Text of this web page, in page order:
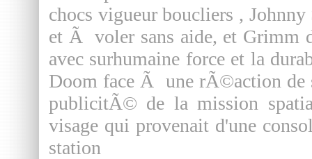
chocs vigueur boucliers ,
et Ã voler sans aide, et Grimm
avec surhumaine force et la
Doom face Ã une rÃ©action de
publicitÃ© de la mission
visage qui provenait d'une
station